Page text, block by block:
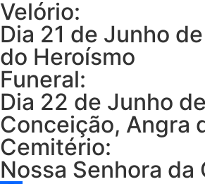
Velório:
Dia 21 de Junho
do Heroísmo
Funeral:
Dia 22 de Junho
Conceição, Angra
Cemitério:
Nossa Senhora